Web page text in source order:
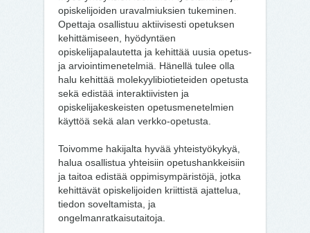
opiskelijoiden uravalmiuksien tukeminen.
Opettaja osallistuu aktiivisesti opetuksen
kehittämiseen, hyödyntäen
opiskelijapalautetta ja kehittää uusia opetus-
ja arviointimenetelmiä. Hänellä tulee olla
halu kehittää molekyylibiotieteiden opetusta
sekä edistää interaktiivisten ja
opiskelijakeskeisten opetusmenetelmien
käyttöä sekä alan verkko-opetusta.
Toivomme hakijalta hyvää yhteistyökykyä,
halua osallistua yhteisiin opetushankkeisiin
ja taitoa edistää oppimisympäristöjä, jotka
kehittävät opiskelijoiden kriittistä ajattelua,
tiedon soveltamista, ja
ongelmanratkaisutaitoja.